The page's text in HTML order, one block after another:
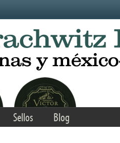
Sellos Blog